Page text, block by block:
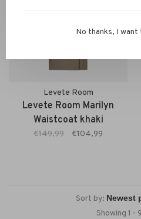
Levete Room
Levete Room Marilyn
Waistcoat khaki
€149,99 €104,99
Sort by:
Showing 1 -
No thanks, I